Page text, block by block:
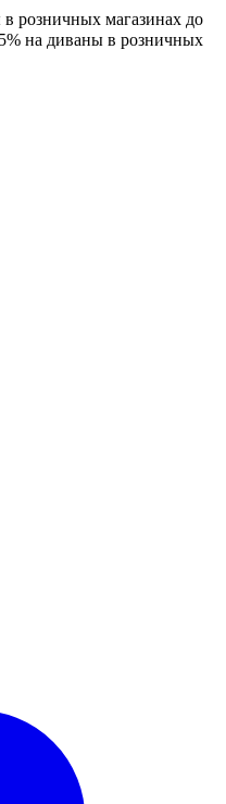
розничных магазинах до
на диваны в розничных